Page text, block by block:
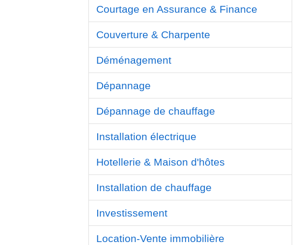
Courtage en Assurance & Finance
Couverture & Charpente
Déménagement
Dépannage
Dépannage de chauffage
Installation électrique
Hotellerie & Maison d'hôtes
Installation de chauffage
Investissement
Location-Vente immobilière